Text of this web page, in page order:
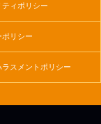
ィポリシー
ポリシー
ラスメントポリシー